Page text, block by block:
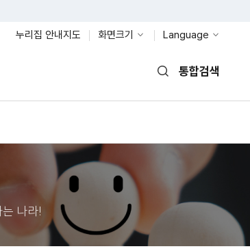
누리집 안내지도
화면크기 Language
통합검색
나라!